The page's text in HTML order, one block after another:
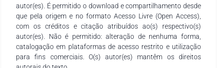
sincronização, maior velocidade e menor tempo médio de
germinação das sementes, proporcionando também estímulo
ao desenvolvimento inicial das plântulas.
autor(es). É permitido o download e compartilhamento desde
que pela origem e no formato Acesso Livre (Open Access),
com os créditos e citação atribuídos ao(s) respectivo(s)
autor(es). Não é permitido: alteração de nenhuma forma,
catalogação em plataformas de acesso restrito e utilização
para fins comerciais. O(s) autor(es) mantêm os direitos